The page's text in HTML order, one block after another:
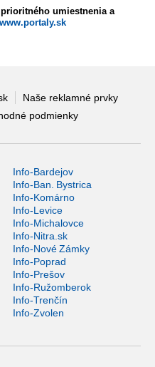
umiestnenia a
www.portaly.sk
Naše reklamné prvky
podmienky
Info-Bardejov
Info-Ban. Bystrica
Info-Komárno
Info-Levice
Info-Michalovce
Info-Nitra.sk
Info-Nové Zámky
Info-Poprad
Info-Prešov
Info-Ružomberok
Info-Trenčín
Info-Zvolen